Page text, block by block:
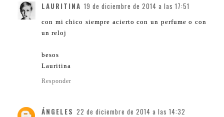
LAURITINA 19 de diciembre de 2014 a las 17:51
con mi chico siempre acierto con un perfume o con
un reloj
besos
Lauritina
Responder
ÁNGELES 22 de diciembre de 2014 a las 14:32